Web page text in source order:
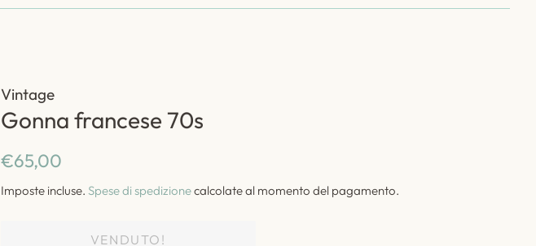
Vintage
Gonna francese 70s
Prezzo
listino
€65,00
Imposte incluse. Spese di spedizionecalcolate al momento del pagamento.
VENDUTO!